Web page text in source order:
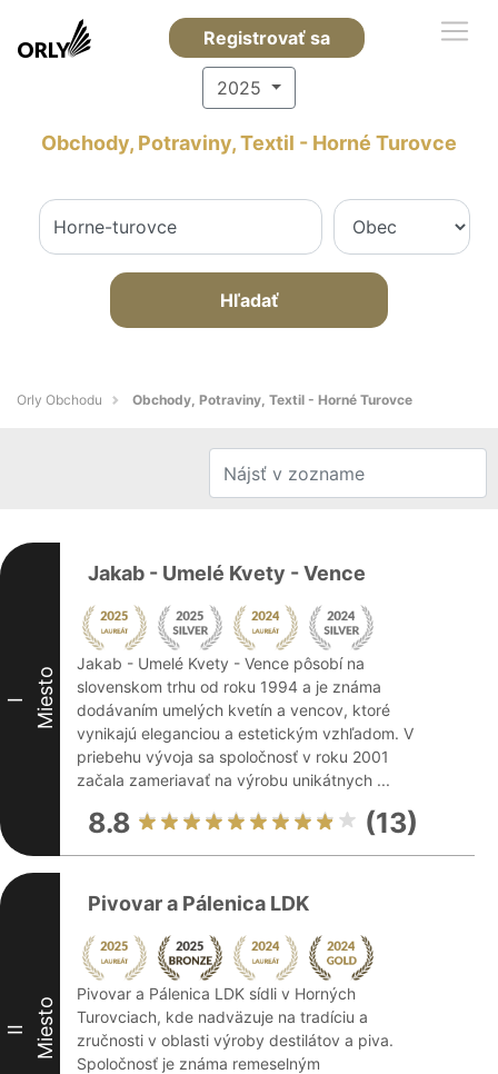
Registrovať sa
2025
Obchody, Potraviny, Textil - Horné Turovce
Hľadať
Orly Obchodu Obchody, Potraviny, Textil - Horné Turovce
I Miesto
Jakab - Umelé Kvety - Vence
Jakab - Umelé Kvety - Vence pôsobí na
slovenskom trhu od roku 1994 a je známa
dodávaním umelých kvetín a vencov, ktoré
vynikajú eleganciou a estetickým vzhľadom. V
priebehu vývoja sa spoločnosť v roku 2001
začala zameriavať na výrobu unikátnych ...
8.8 (13)
II Miesto
Pivovar a Pálenica LDK
Pivovar a Pálenica LDK sídli v Horných
Turovciach, kde nadväzuje na tradíciu a
zručnosti v oblasti výroby destilátov a piva.
Spoločnosť je známa remeselným